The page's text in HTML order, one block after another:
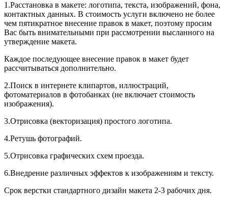
1.Расстановка в макете: логотипа, текста, изображений, фона,
контактных данных. В стоимость услуги включено не более
чем пятикратное внесение правок в макет, поэтому просим
Вас быть внимательными при рассмотрении высланного на
утверждение макета.
Каждое последующее внесение правок в макет будет
рассчитываться дополнительно.
2.Поиск в интернете клипартов, иллюстраций,
фотоматериалов в фотобанках (не включает стоимость
изображения).
3.Отрисовка (векторизация) простого логотипа.
4.Ретушь фотографий.
5.Отрисовка графических схем проезда.
6.Внедрение различных эффектов к изображениям и тексту.
Срок верстки стандартного дизайн макета 2-3 рабочих дня.